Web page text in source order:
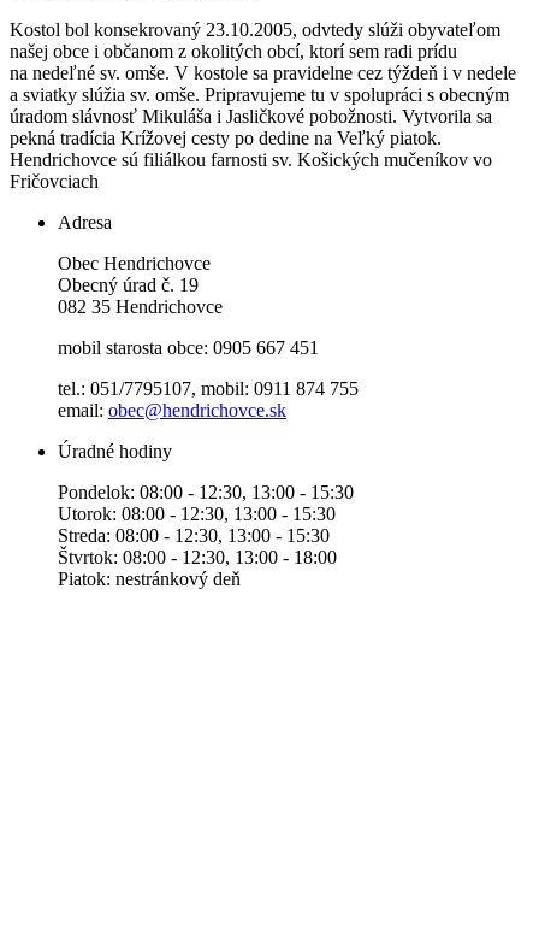
Kostol bol konsekrovaný 23.10.2005, odvtedy slúži obyvateľom
našej obce i občanom z okolitých obcí, ktorí sem radi prídu
na nedeľné sv. omše. V kostole sa pravidelne cez týždeň i v nedele
a sviatky slúžia sv. omše. Pripravujeme tu v spolupráci s obecným
úradom slávnosť Mikuláša i Jasličkové pobožnosti. Vytvorila sa
pekná tradícia Krížovej cesty po dedine na Veľký piatok.
Hendrichovce sú filiálkou farnosti sv. Košických mučeníkov vo
Fričovciach
Adresa
Obec Hendrichovce
Obecný úrad č. 19
082 35 Hendrichovce
mobil starosta obce: 0905 667 451
tel.: 051/7795107, mobil: 0911 874 755
email: obec@hendrichovce.sk
Úradné hodiny
Pondelok: 08:00 - 12:30, 13:00 - 15:30
Utorok: 08:00 - 12:30, 13:00 - 15:30
Streda: 08:00 - 12:30, 13:00 - 15:30
Štvrtok: 08:00 - 12:30, 13:00 - 18:00
Piatok: nestránkový deň